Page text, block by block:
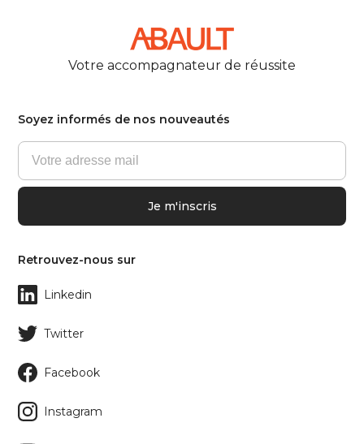
Votre accompagnateur de réussite
Soyez informés de nos nouveautés
Retrouvez-nous sur
Linkedin
Twitter
Facebook
Instagram